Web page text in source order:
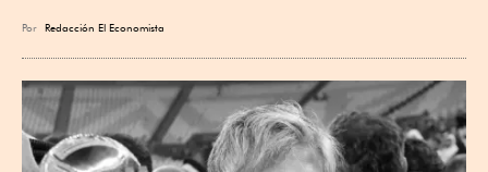
Por Redacción El Economista